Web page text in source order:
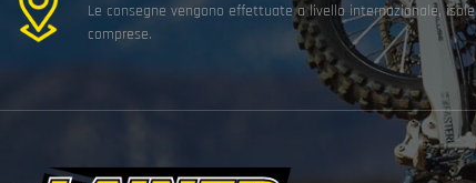
Le consegne vengono effettuate a livello internazionale, isole
comprese.